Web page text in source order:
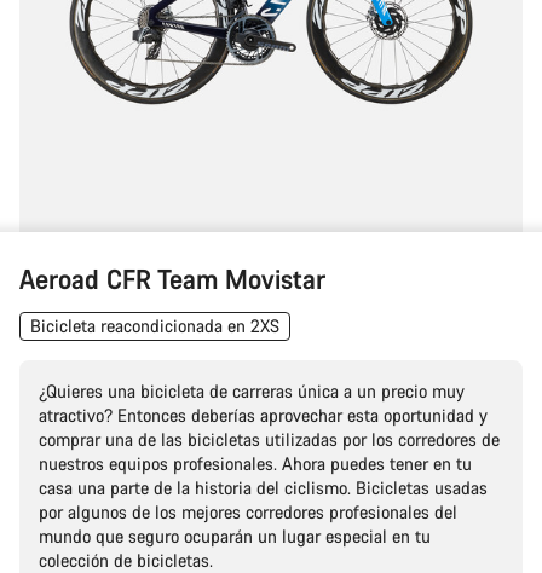
Aeroad CFR Team Movistar
Bicicleta reacondicionada en 2XS
¿Quieres una bicicleta de carreras única a un precio muy
atractivo? Entonces deberías aprovechar esta oportunidad y
comprar una de las bicicletas utilizadas por los corredores de
nuestros equipos profesionales. Ahora puedes tener en tu
casa una parte de la historia del ciclismo. Bicicletas usadas
por algunos de los mejores corredores profesionales del
mundo que seguro ocuparán un lugar especial en tu
colección de bicicletas.